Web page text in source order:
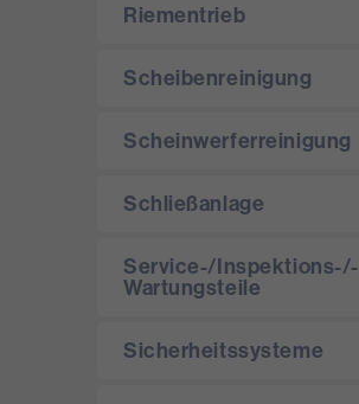
Riementrieb
Scheibenreinigung
Scheinwerferreinigung
Schließanlage
Service-/­Inspektions-/­
Wartungsteile
Sicherheitssysteme